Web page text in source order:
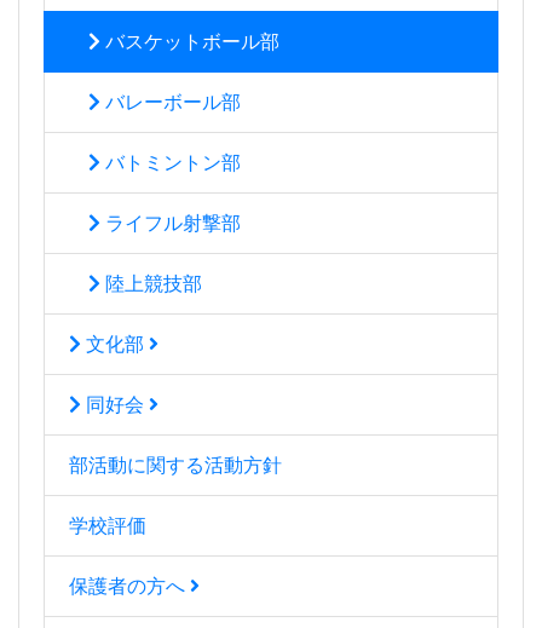
バスケットボール部
バレーボール部
バトミントン部
ライフル射撃部
陸上競技部
文化部
同好会
部活動に関する活動方針
学校評価
保護者の方へ